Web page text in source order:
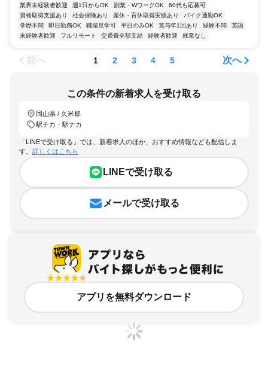
業界未経験者歓迎 週1日からOK 副業・WワークOK
60代も応募可
資格取得支援あり
社会保険あり 産休・育休取得実績あり
バイク通勤OK
学歴不問
即日勤務OK 職場見学可 平日のみOK 賞与年1回あり 経験不問
英語
未経験者歓迎
フルリモート 交通費全額支給 経験者歓迎 残業なし
前へ 1 2 3 4 5 次へ
この条件の新着求人を受け取る
岡山県 / 久米郡
駅チカ・駅ナカ
「LINEで受け取る」では、新着求人のほか、おすすめ情報なども配信しま
す。 詳しくはこちら
LINEで受け取る
メールで受け取る
アプリを無料ダウンロード